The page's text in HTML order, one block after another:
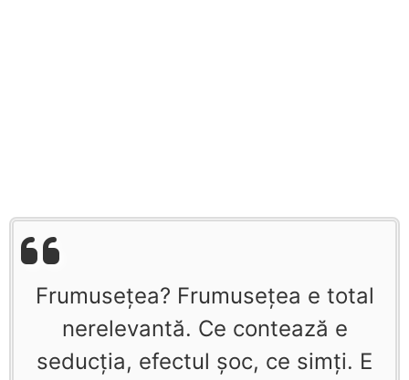
Frumuseţea? Frumuseţea e total
nerelevantă. Ce contează e
seducţia, efectul şoc, ce simţi. E